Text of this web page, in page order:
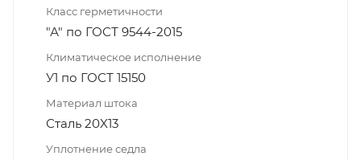
Класс герметичности
"А" по ГОСТ 9544-2015
Климатическое исполнение
У1 по ГОСТ 15150
Материал штока
Сталь 20X13
Уплотнение седла